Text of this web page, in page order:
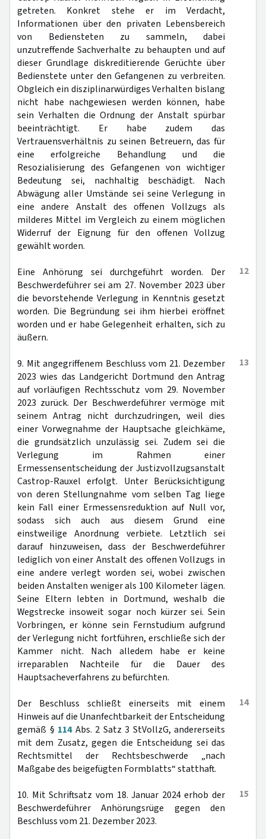
getreten. Konkret stehe er im Verdacht,
Informationen über den privaten Lebensbereich
von Bediensteten zu sammeln, dabei
unzutreffende Sachverhalte zu behaupten und auf
dieser Grundlage diskreditierende Gerüchte über
Bedienstete unter den Gefangenen zu verbreiten.
Obgleich ein disziplinarwürdiges Verhalten bislang
nicht habe nachgewiesen werden können, habe
sein Verhalten die Ordnung der Anstalt spürbar
beeinträchtigt. Er habe zudem das
Vertrauensverhältnis zu seinen Betreuern, das für
eine erfolgreiche Behandlung und die
Resozialisierung des Gefangenen von wichtiger
Bedeutung sei, nachhaltig beschädigt. Nach
Abwägung aller Umstände sei seine Verlegung in
eine andere Anstalt des offenen Vollzugs als
milderes Mittel im Vergleich zu einem möglichen
Widerruf der Eignung für den offenen Vollzug
gewählt worden.
12
Eine Anhörung sei durchgeführt worden. Der
Beschwerdeführer sei am 27. November 2023 über
die bevorstehende Verlegung in Kenntnis gesetzt
worden. Die Begründung sei ihm hierbei eröffnet
worden und er habe Gelegenheit erhalten, sich zu
äußern.
13
9. Mit angegriffenem Beschluss vom 21. Dezember
2023 wies das Landgericht Dortmund den Antrag
auf vorläufigen Rechtsschutz vom 29. November
2023 zurück. Der Beschwerdeführer vermöge mit
seinem Antrag nicht durchzudringen, weil dies
einer Vorwegnahme der Hauptsache gleichkäme,
die grundsätzlich unzulässig sei. Zudem sei die
Verlegung im Rahmen einer
Ermessensentscheidung der Justizvollzugsanstalt
Castrop-Rauxel erfolgt. Unter Berücksichtigung
von deren Stellungnahme vom selben Tag liege
kein Fall einer Ermessensreduktion auf Null vor,
sodass sich auch aus diesem Grund eine
einstweilige Anordnung verbiete. Letztlich sei
darauf hinzuweisen, dass der Beschwerdeführer
lediglich von einer Anstalt des offenen Vollzugs in
eine andere verlegt worden sei, wobei zwischen
beiden Anstalten weniger als 100 Kilometer lägen.
Seine Eltern lebten in Dortmund, weshalb die
Wegstrecke insoweit sogar noch kürzer sei. Sein
Vorbringen, er könne sein Fernstudium aufgrund
der Verlegung nicht fortführen, erschließe sich der
Kammer nicht. Nach alledem habe er keine
irreparablen Nachteile für die Dauer des
Hauptsacheverfahrens zu befürchten.
14
Der Beschluss schließt einerseits mit einem
Hinweis auf die Unanfechtbarkeit der Entscheidung
gemäß § 114Abs. 2 Satz 3 StVollzG, andererseits
mit dem Zusatz, gegen die Entscheidung sei das
Rechtsmittel der Rechtsbeschwerde „nach
Maßgabe des beigefügten Formblatts“ statthaft.
15
10. Mit Schriftsatz vom 18. Januar 2024 erhob der
Beschwerdeführer Anhörungsrüge gegen den
Beschluss vom 21. Dezember 2023.